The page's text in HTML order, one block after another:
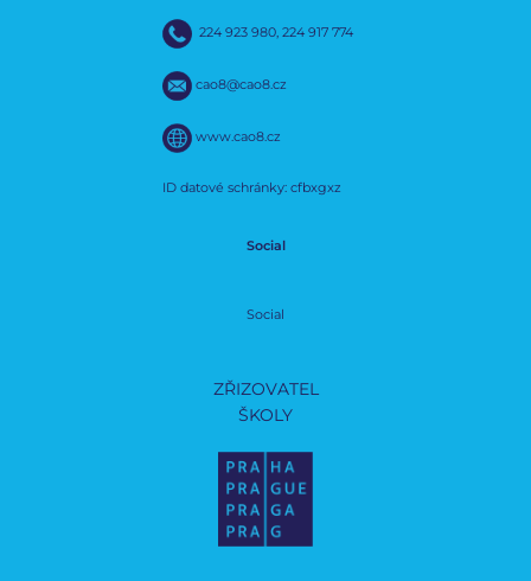
224 923 980, 224 917 774
cao8@cao8.cz
www.cao8.cz
ID datové schránky: cfbxgxz
Social
Social
ZŘIZOVATEL
ŠKOLY